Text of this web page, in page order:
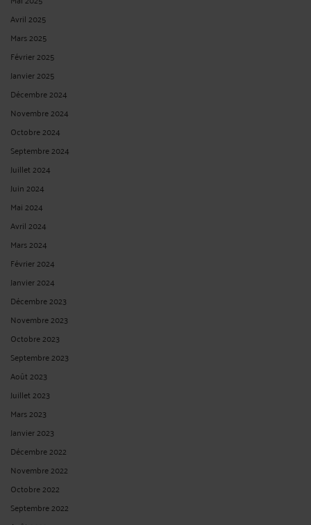
Avril 2025
Mars 2025
Février 2025
Janvier 2025
Décembre 2024
Novembre 2024
Octobre 2024
Septembre 2024
Juillet 2024
Juin 2024
Mai 2024
Avril 2024
Mars 2024
Février 2024
Janvier 2024
Décembre 2023
Novembre 2023
Octobre 2023
Septembre 2023
Août 2023
Juillet 2023
Mars 2023
Janvier 2023
Décembre 2022
Novembre 2022
Octobre 2022
Septembre 2022